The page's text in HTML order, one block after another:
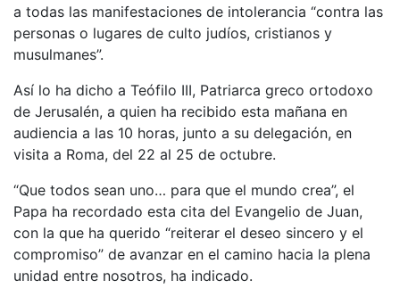
a todas las manifestaciones de intolerancia “contra las
personas o lugares de culto judíos, cristianos y
musulmanes”.
Así lo ha dicho a Teófilo III, Patriarca greco ortodoxo
de Jerusalén, a quien ha recibido esta mañana en
audiencia a las 10 horas, junto a su delegación, en
visita a Roma, del 22 al 25 de octubre.
“Que todos sean uno… para que el mundo crea”, el
Papa ha recordado esta cita del Evangelio de Juan,
con la que ha querido “reiterar el deseo sincero y el
compromiso” de avanzar en el camino hacia la plena
unidad entre nosotros, ha indicado.